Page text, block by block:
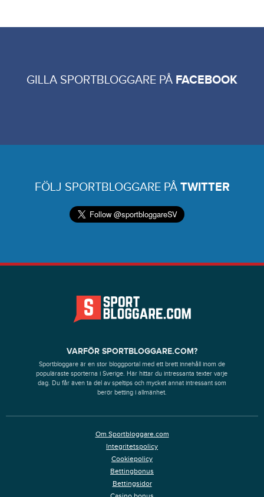
GILLA SPORTBLOGGARE PÅ FACEBOOK
FÖLJ SPORTBLOGGARE PÅ TWITTER
VARFÖR SPORTBLOGGARE.COM?
Sportbloggare är en stor bloggportal med ett brett innehåll inom de
populäraste sporterna i Sverige. Här hittar du intressanta texter varje
dag. Du får även ta del av speltips och mycket annat intressant som
berör betting i allmänhet.
Om Sportbloggare.com
Integritetspolicy
Cookiepolicy
Bettingbonus
Bettingsidor